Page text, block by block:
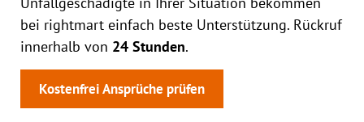
bei rightmart einfach beste Unterstützung. Rückruf
innerhalb von 24 Stunden.
Kostenfrei Ansprüche prüfen